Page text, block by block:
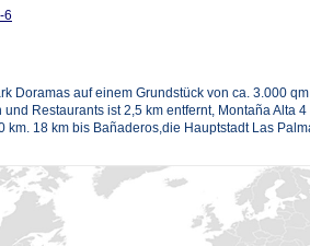
6
Doramas auf einem Grundstück von ca. 3.000
Restaurants ist 2,5 km entfernt, Montaña Alta
km. 18 km bis Bañaderos,die Hauptstadt Las